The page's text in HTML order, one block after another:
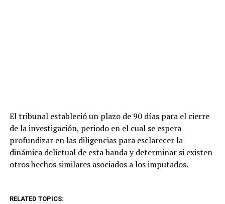
El tribunal estableció un plazo de 90 días para el cierre
de la investigación, periodo en el cual se espera
profundizar en las diligencias para esclarecer la
dinámica delictual de esta banda y determinar si existen
otros hechos similares asociados a los imputados.
RELATED TOPICS: